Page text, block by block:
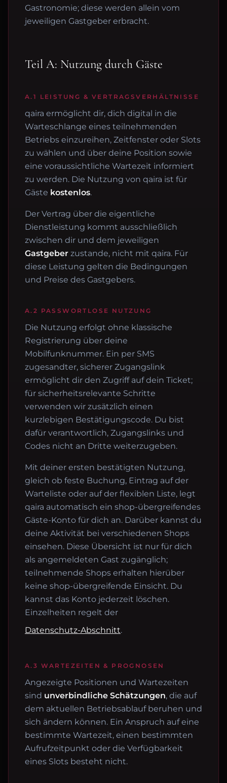
Gastronomie; diese werden allein vom
jeweiligen Gastgeber erbracht.
Teil A: Nutzung durch Gäste
A.1 LEISTUNG & VERTRAGSVERHÄLTNISSE
qaira ermöglicht dir, dich digital in die
Warteschlange eines teilnehmenden
Betriebs einzureihen, Zeitfenster oder Slots
zu wählen und über deine Position sowie
eine voraussichtliche Wartezeit informiert
zu werden. Die Nutzung von qaira ist für
Gäste kostenlos.
Der Vertrag über die eigentliche
Dienstleistung kommt ausschließlich
zwischen dir und dem jeweiligen
Gastgeber zustande, nicht mit qaira. Für
diese Leistung gelten die Bedingungen
und Preise des Gastgebers.
A.2 PASSWORTLOSE NUTZUNG
Die Nutzung erfolgt ohne klassische
Registrierung über deine
Mobilfunknummer. Ein per SMS
zugesandter, sicherer Zugangslink
ermöglicht dir den Zugriff auf dein Ticket;
für sicherheitsrelevante Schritte
verwenden wir zusätzlich einen
kurzlebigen Bestätigungscode. Du bist
dafür verantwortlich, Zugangslinks und
Codes nicht an Dritte weiterzugeben.
Mit deiner ersten bestätigten Nutzung,
gleich ob feste Buchung, Eintrag auf der
Warteliste oder auf der flexiblen Liste, legt
qaira automatisch ein shop-übergreifendes
Gäste-Konto für dich an. Darüber kannst du
deine Aktivität bei verschiedenen Shops
einsehen. Diese Übersicht ist nur für dich
als angemeldeten Gast zugänglich;
teilnehmende Shops erhalten hierüber
keine shop-übergreifende Einsicht. Du
kannst das Konto jederzeit löschen.
Einzelheiten regelt der
Datenschutz-Abschnitt.
A.3 WARTEZEITEN & PROGNOSEN
Angezeigte Positionen und Wartezeiten
sind unverbindliche Schätzungen, die auf
dem aktuellen Betriebsablauf beruhen und
sich ändern können. Ein Anspruch auf eine
bestimmte Wartezeit, einen bestimmten
Aufrufzeitpunkt oder die Verfügbarkeit
eines Slots besteht nicht.